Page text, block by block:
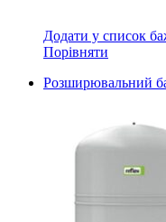
Додати у список
Порівняти
Розширювальний